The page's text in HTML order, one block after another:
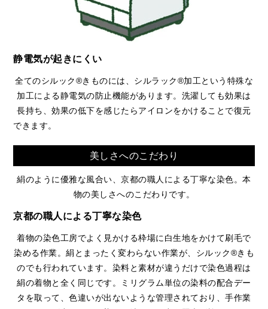
静電気が起きにくい
全てのシルック®きものには、シルラック®加工という特殊な
加工による静電気の防止機能があります。洗濯しても効果は
長持ち、効果の低下を感じたらアイロンをかけることで復元
できます。
美しさへのこだわり
絹のように優雅な風合い、京都の職人による丁寧な染色。本
物の美しさへのこだわりです。
京都の職人による丁寧な染色
着物の染色工房でよく見かける枠場に白生地をかけて刷毛で
染める作業。絹とまったく変わらない作業が、シルック®きも
のでも行われています。染料と素材が違うだけで染色過程は
絹の着物と全く同じです。ミリグラム単位の染料の配合デー
タを取って、色違いが出ないような管理されており、手作業